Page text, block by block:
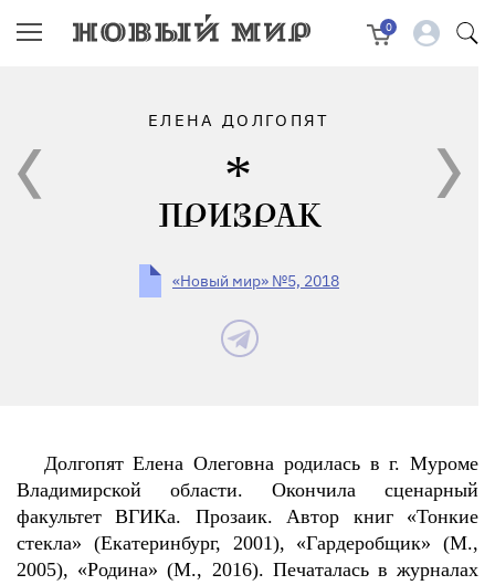
0
ЕЛЕНА ДОЛГОПЯТ
ПРИЗРАК
«Новый мир» №5, 2018
Долгопят Елена Олеговна родилась в г. Муроме
Владимирской области. Окончила сценарный
факультет ВГИКа. Прозаик. Автор книг «Тонкие
стекла» (Екатеринбург, 2001), «Гардеробщик» (М.,
2005), «Родина» (М., 2016). Печаталась в журналах